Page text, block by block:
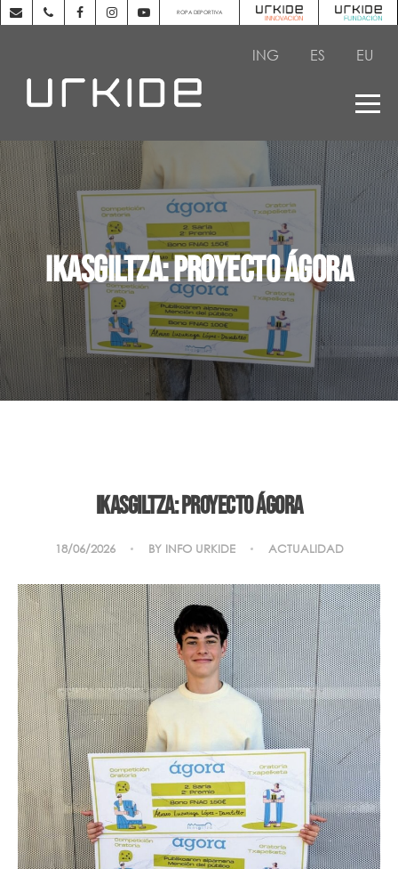
ROPA DEPORTIVA
ING ES EU
Ikasgiltza: Proyecto Ágora
Ikasgiltza: Proyecto Ágora
18/06/2026 BY INFO URKIDE ACTUALIDAD